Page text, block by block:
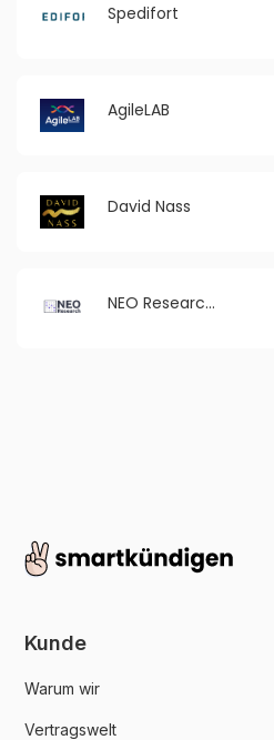
Spedifort
AgileLAB
David Nass
NEO Research GmbH
Kunde
Warum wir
Vertragswelt